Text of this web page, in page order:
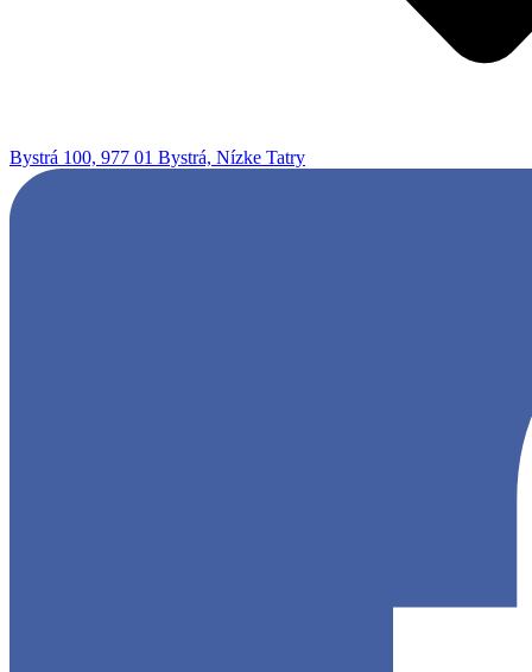
Bystrá 100, 977 01 Bystrá, Nízke Tatry